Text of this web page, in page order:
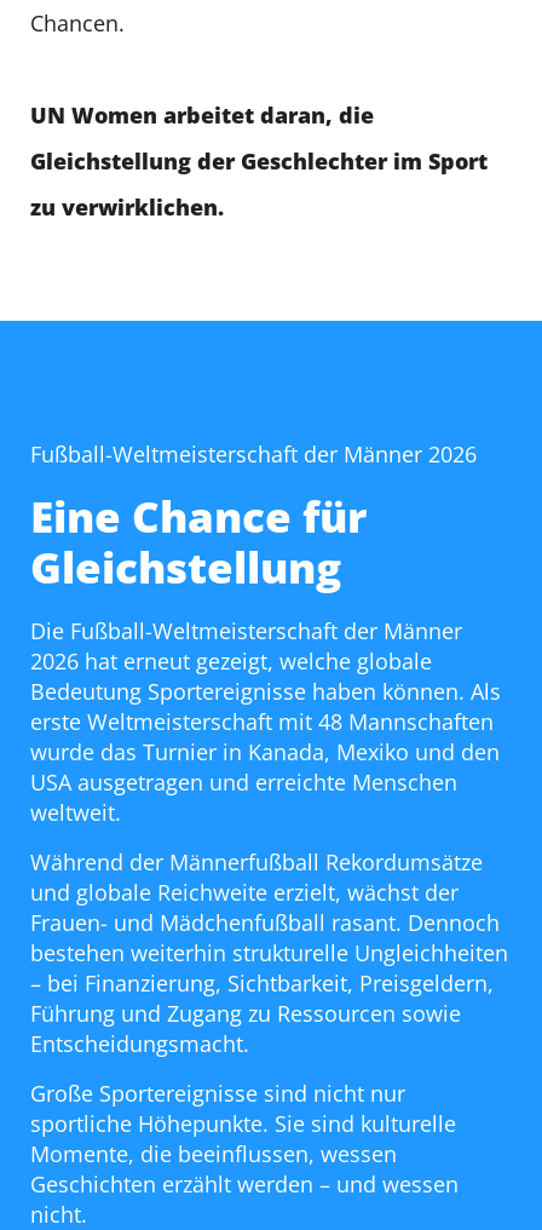
Chancen.
UN Women arbeitet daran, die
Gleichstellung der Geschlechter im Sport
zu verwirklichen.
Fußball-Weltmeisterschaft der Männer 2026
Eine Chance für
Gleichstellung
Die Fußball-Weltmeisterschaft der Männer
2026 hat erneut gezeigt, welche globale
Bedeutung Sportereignisse haben können. Als
erste Weltmeisterschaft mit 48 Mannschaften
wurde das Turnier in Kanada, Mexiko und den
USA ausgetragen und erreichte Menschen
weltweit.
Während der Männerfußball Rekordumsätze
und globale Reichweite erzielt, wächst der
Frauen- und Mädchenfußball rasant. Dennoch
bestehen weiterhin strukturelle Ungleichheiten
– bei Finanzierung, Sichtbarkeit, Preisgeldern,
Führung und Zugang zu Ressourcen sowie
Entscheidungsmacht.
Große Sportereignisse sind nicht nur
sportliche Höhepunkte. Sie sind kulturelle
Momente, die beeinflussen, wessen
Geschichten erzählt werden – und wessen
nicht.